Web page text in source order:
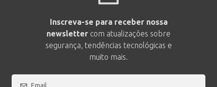
Inscreva-se para receber nossa
newsletter com atualizações sobre
segurança, tendências tecnológicas e
muito mais.